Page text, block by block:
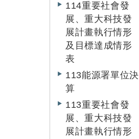
114重要社會發
展、重大科技發
展計畫執行情形
及目標達成情形
表
113能源署單位決
算
113重要社會發
展、重大科技發
展計畫執行情形